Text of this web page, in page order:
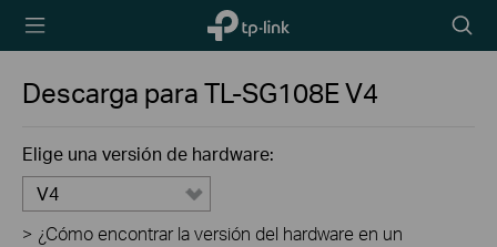
TP-Link,
Reliably
icon
Descarga paraTL-SG108EV4
Elige una versión de hardware:
V4
> ¿Cómo encontrar la versión del hardware en un